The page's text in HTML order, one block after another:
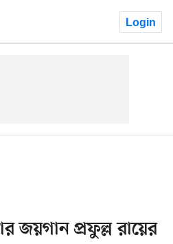
Login
জয়গান প্রফুল্ল রায়ের